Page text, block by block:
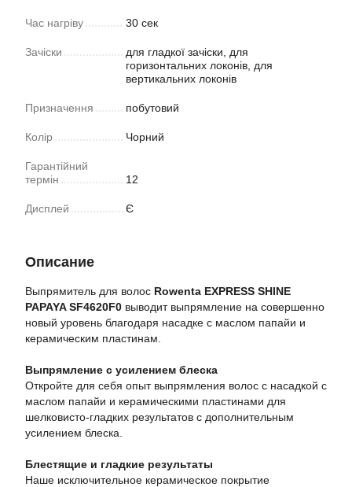
Час нагріву 30 сек
Зачіски
для гладкої зачіски, для
горизонтальних локонів, для
вертикальних локонів
Призначення побутовий
Колір Чорний
Гарантійний
термін
12
Дисплей Є
Описание
Выпрямитель для волос Rowenta EXPRESS SHINE
PAPAYA SF4620F0 выводит выпрямление на совершенно
новый уровень благодаря насадке с маслом папайи и
керамическим пластинам.
Выпрямление с усилением блеска
Откройте для себя опыт выпрямления волос с насадкой с
маслом папайи и керамическими пластинами для
шелковисто-гладких результатов с дополнительным
усилением блеска.
Блестящие и гладкие результаты
Наше исключительное керамическое покрытие